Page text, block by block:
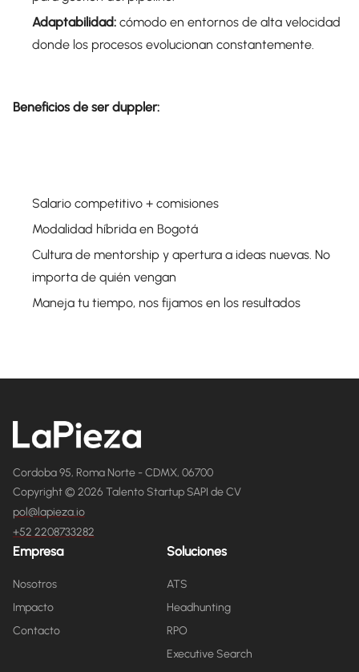
Adaptabilidad: cómodo en entornos de alta velocidad
donde los procesos evolucionan constantemente.
Beneficios de ser duppler:
Salario competitivo + comisiones
Modalidad híbrida en Bogotá
Cultura de mentorship y apertura a ideas nuevas. No
importa de quién vengan
Maneja tu tiempo, nos fijamos en los resultados
Cordoba 95, Roma Norte - CDMX, 06700
Copyright © 2026 Talento Startup SAPI de CV
pol@lapieza.io
+52 2208733282
Empresa
Nosotros
Impacto
Contacto
Soluciones
ATS
Headhunting
RPO
Executive Search